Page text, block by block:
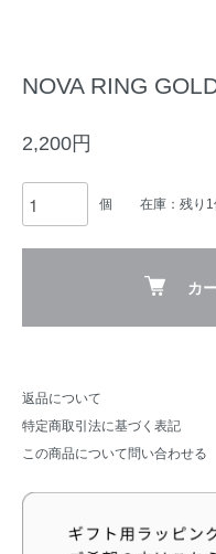
NOVA RING
2,200円
個 在庫：残り1
カ
返品について
特定商取引法に基づく表記
この商品について問い合わせる